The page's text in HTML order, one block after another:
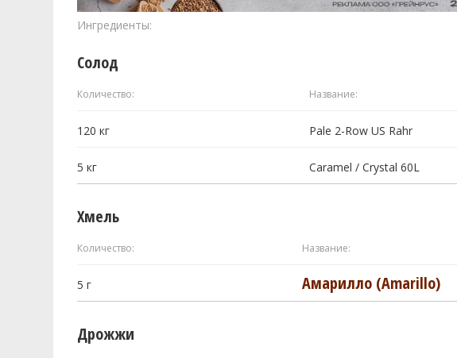
Ингредиенты:
Солод
Количество: Название:
120кг Pale 2-Row US Rahr
5кг Caramel / Crystal 60L
Хмель
Количество: Название:
5г Амарилло (Amarillo)
Дрожжи